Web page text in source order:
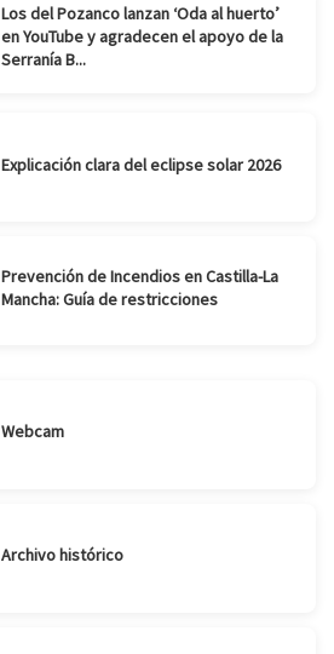
Los del Pozanco lanzan ‘Oda al huerto’
en YouTube y agradecen el apoyo de la
Serranía B...
Explicación clara del eclipse solar 2026
Prevención de Incendios en Castilla-La
Mancha: Guía de restricciones
Webcam
Archivo histórico